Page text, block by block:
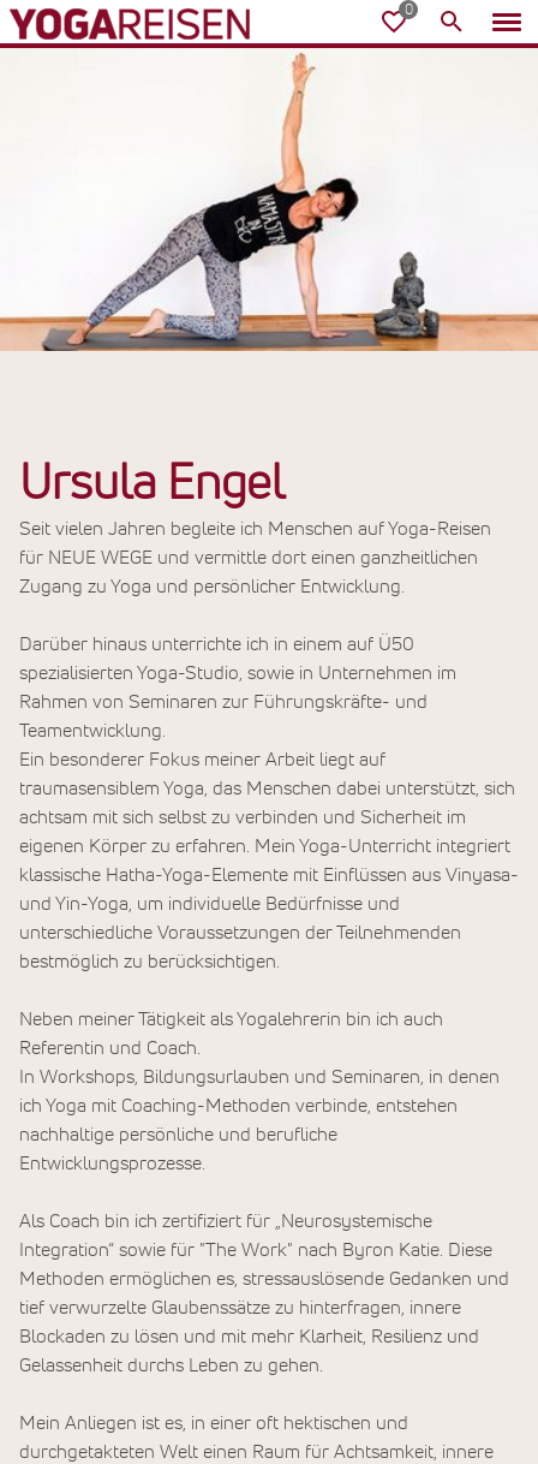
Ursula Engel
Seit vielen Jahren begleite ich Menschen auf Yoga-Reisen
für NEUE WEGE und vermittle dort einen ganzheitlichen
Zugang zu Yoga und persönlicher Entwicklung.
Darüber hinaus unterrichte ich in einem auf Ü50
spezialisierten Yoga-Studio, sowie in Unternehmen im
Rahmen von Seminaren zur Führungskräfte- und
Teamentwicklung.
Ein besonderer Fokus meiner Arbeit liegt auf
traumasensiblem Yoga, das Menschen dabei unterstützt, sich
achtsam mit sich selbst zu verbinden und Sicherheit im
eigenen Körper zu erfahren. Mein Yoga-Unterricht integriert
klassische Hatha-Yoga-Elemente mit Einflüssen aus Vinyasa-
und Yin-Yoga, um individuelle Bedürfnisse und
unterschiedliche Voraussetzungen der Teilnehmenden
bestmöglich zu berücksichtigen.
Neben meiner Tätigkeit als Yogalehrerin bin ich auch
Referentin und Coach.
In Workshops, Bildungsurlauben und Seminaren, in denen
ich Yoga mit Coaching-Methoden verbinde, entstehen
nachhaltige persönliche und berufliche
Entwicklungsprozesse.
Als Coach bin ich zertifiziert für „Neurosystemische
Integration“ sowie für "The Work" nach Byron Katie. Diese
Methoden ermöglichen es, stressauslösende Gedanken und
tief verwurzelte Glaubenssätze zu hinterfragen, innere
Blockaden zu lösen und mit mehr Klarheit, Resilienz und
Gelassenheit durchs Leben zu gehen.
Mein Anliegen ist es, in einer oft hektischen und
durchgetakteten Welt einen Raum für Achtsamkeit, innere